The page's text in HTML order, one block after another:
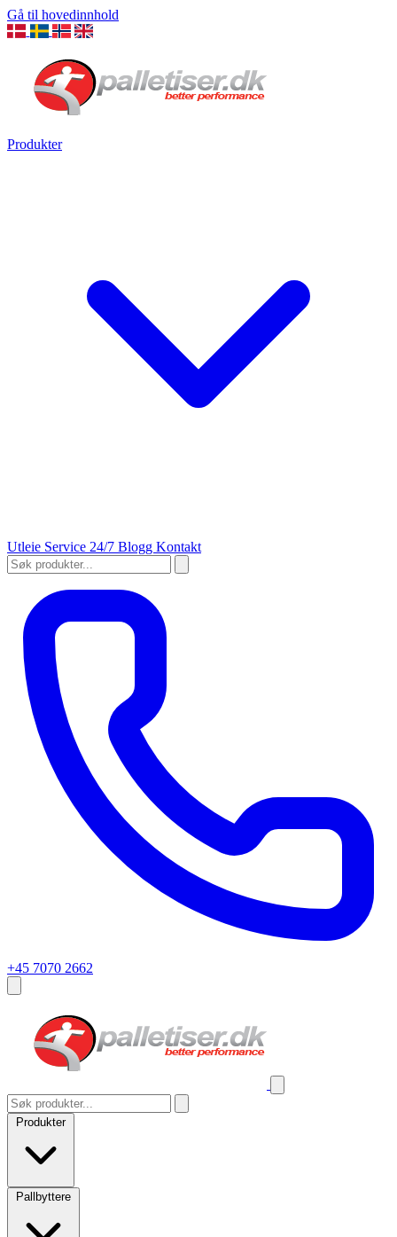
Gå til hovedinnhold
Produkter
Utleie Service 24/7 Blogg Kontakt
+45 7070 2662
Produkter
Pallbyttere